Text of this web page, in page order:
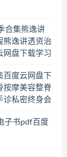
合集熊逸讲
熊逸讲透资治
网盘下载学习
百度云网盘下
按摩美容整脊
诊私密终身会
子书pdf百度